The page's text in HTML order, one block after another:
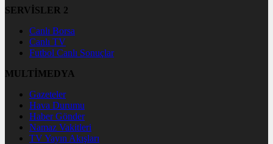
SERVİSLER 2
Canlı Borsa
Canlı TV
Futbol Canlı Sonuçlar
MULTİMEDYA
Gazeteler
Hava Durumu
Haber Gönder
Namaz Vakitleri
TV Yayın Akışları